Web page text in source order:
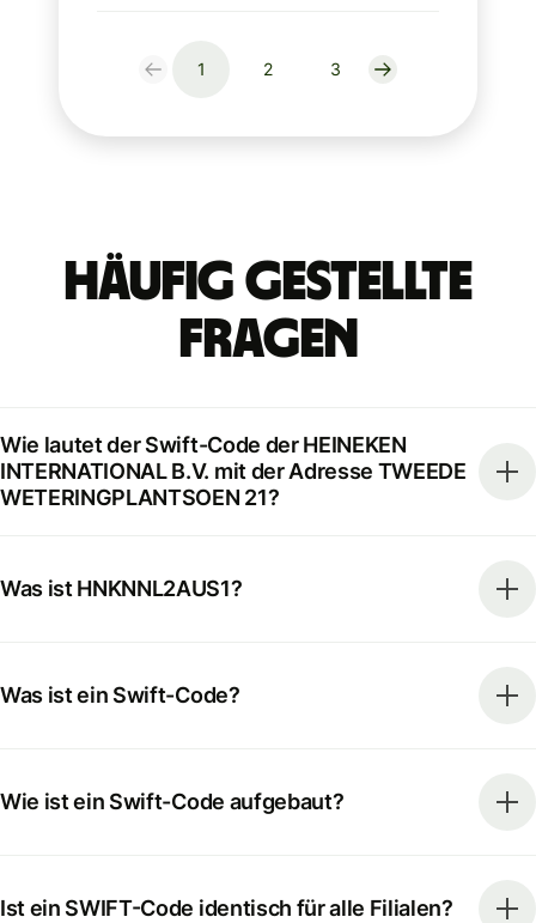
1 2 3
Häufig gestellte
Fragen
Wie lautet der Swift-Code der HEINEKEN
INTERNATIONAL B.V. mit der Adresse TWEEDE
WETERINGPLANTSOEN 21?
Was ist HNKNNL2AUS1?
Was ist ein Swift-Code?
Wie ist ein Swift-Code aufgebaut?
Ist ein SWIFT-Code identisch für alle Filialen?